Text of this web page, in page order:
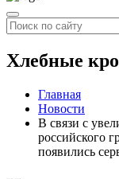
Хлебные
Главная
Новости
В связи с
российского
появились